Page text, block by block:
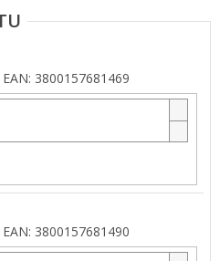
EAN: 3800157681469
EAN: 3800157681490